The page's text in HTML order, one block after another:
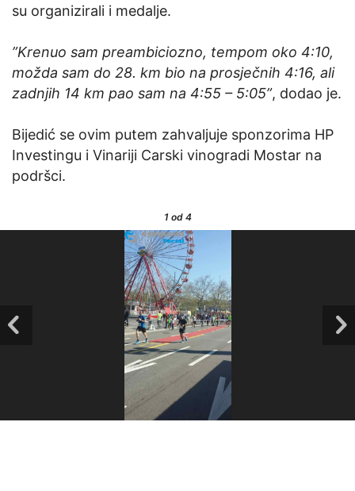
su organizirali i medalje.
”Krenuo sam preambiciozno, tempom oko 4:10,
možda sam do 28. km bio na prosječnih 4:16, ali
zadnjih 14 km pao sam na 4:55 – 5:05”, dodao je.
Bijedić se ovim putem zahvaljuje sponzorima HP
Investingu i Vinariji Carski vinogradi Mostar na
podršci.
1od 4